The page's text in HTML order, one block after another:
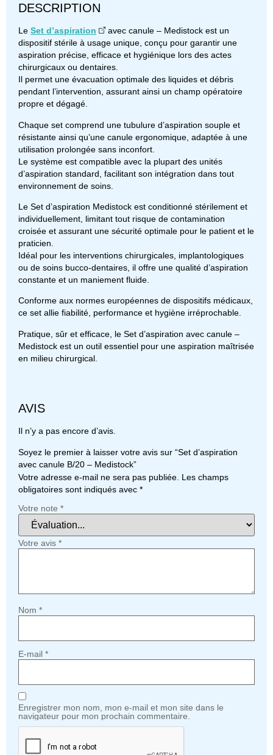
DESCRIPTION
Le Set d’aspiration
avec canule – Medistock est un
dispositif stérile à usage unique, conçu pour garantir une
aspiration précise, efficace et hygiénique lors des actes
chirurgicaux ou dentaires.
Il permet une évacuation optimale des liquides et débris
pendant l’intervention, assurant ainsi un champ opératoire
propre et dégagé.
Chaque set comprend une tubulure d’aspiration souple et
résistante ainsi qu’une canule ergonomique, adaptée à une
utilisation prolongée sans inconfort.
Le système est compatible avec la plupart des unités
d’aspiration standard, facilitant son intégration dans tout
environnement de soins.
Le Set d’aspiration Medistock est conditionné stérilement et
individuellement, limitant tout risque de contamination
croisée et assurant une sécurité optimale pour le patient et le
praticien.
Idéal pour les interventions chirurgicales, implantologiques
ou de soins bucco-dentaires, il offre une qualité d’aspiration
constante et un maniement fluide.
Conforme aux normes européennes de dispositifs médicaux,
ce set allie fiabilité, performance et hygiène irréprochable.
Pratique, sûr et efficace, le Set d’aspiration avec canule –
Medistock est un outil essentiel pour une aspiration maîtrisée
en milieu chirurgical.
AVIS
Il n’y a pas encore d’avis.
Soyez le premier à laisser votre avis sur “Set d’aspiration
avec canule B/20 – Medistock”
Votre adresse e-mail ne sera pas publiée. Les champs
obligatoires sont indiqués avec *
Votre note *
Votre avis *
Nom *
E-mail *
Enregistrer mon nom, mon e-mail et mon site dans le
navigateur pour mon prochain commentaire.